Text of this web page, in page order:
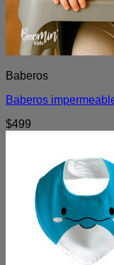
Baberos
Baberos
$499